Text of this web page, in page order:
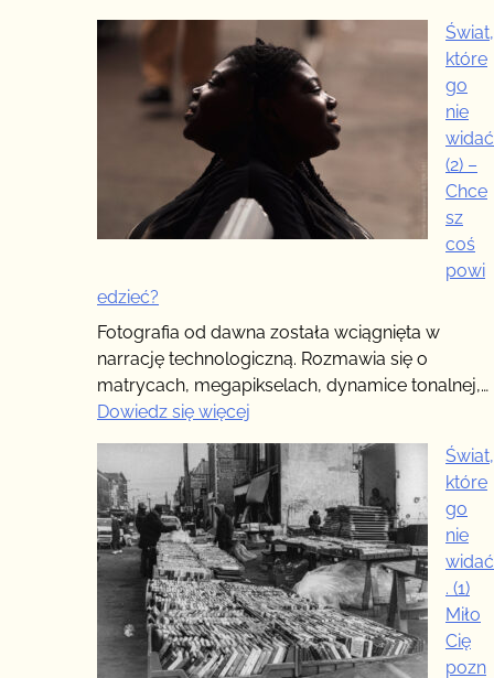
Świat,
które
go
nie
widać
(2) –
Chce
sz
coś
powi
edzieć?
Fotografia od dawna została wciągnięta w
narrację technologiczną. Rozmawia się o
matrycach, megapikselach, dynamice tonalnej,…
Dowiedz się więcej
którego
nie
widać
(2)
–
Chcesz
coś
powiedzieć?
Świat,
które
go
nie
widać
. (1)
Miło
Cię
pozn